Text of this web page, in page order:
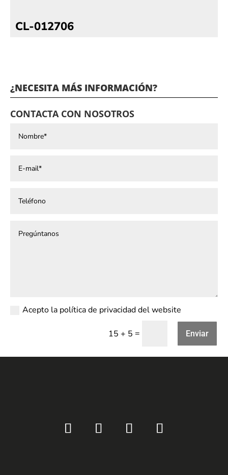
CL-012706
¿NECESITA MÁS INFORMACIÓN?
CONTACTA CON NOSOTROS
Acepto la política de privacidad del website
15 + 5 = Enviar